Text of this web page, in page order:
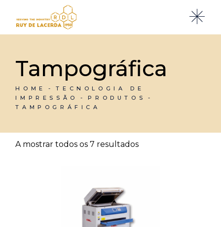
content
Tampográfica
HOME
TECNOLOGIA DE
IMPRESSÃO
PRODUTOS
TAMPOGRÁFICA
A mostrar todos os 7 resultados